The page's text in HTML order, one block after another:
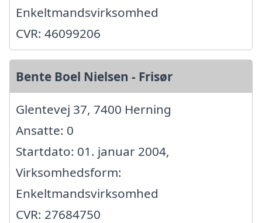
Enkeltmandsvirksomhed
CVR: 46099206
Bente Boel Nielsen - Frisør
Glentevej 37, 7400 Herning
Ansatte: 0
Startdato: 01. januar 2004,
Virksomhedsform:
Enkeltmandsvirksomhed
CVR: 27684750